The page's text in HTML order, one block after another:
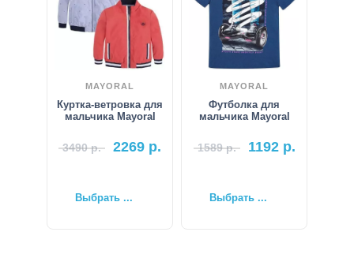
MAYORAL
Куртка-ветровка для
мальчика Mayoral
3490р. 2269 р.
Выбрать ...
MAYORAL
Футболка для
мальчика Mayoral
1589р. 1192р.
Выбрать ...